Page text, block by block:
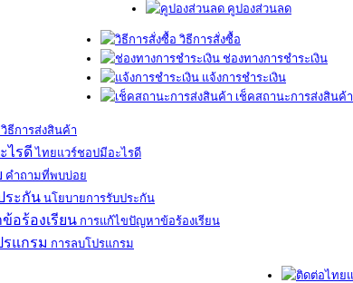
คูปองส่วนลด
วิธีการสั่งซื้อ
ช่องทางการชำระเงิน
แจ้งการชำระเงิน
เช็คสถานะการส่งสินค้า
วิธีการส่งสินค้า
ไทยแวร์ชอปมีอะไรดี
คำถามที่พบบ่อย
นโยบายการรับประกัน
การแก้ไขปัญหาข้อร้องเรียน
การลบโปรแกรม